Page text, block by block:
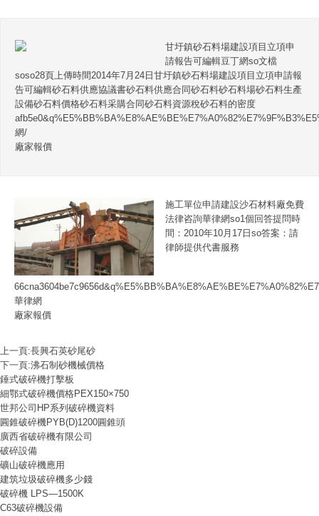
甘圩鎮砂石料場建設項目立項申
請報告可編輯豆丁網so文檔
soso28頁上傳時間2014年7月24日甘圩鎮砂石料場建設項目立項申請報
告可編輯砂石料供應協議書砂石料供應合同砂石料砂石料場砂石料生產
設備砂石料價格砂石料采購合同砂石料資源稅砂石料的密度
網/
廠家報價
施工單位申請建設沙石材料廠免費
法律咨詢華律網so1個回答提問時
間：2010年10月17日so答案：請
律師提供代書服務
華律網
廠家報價
上一頁:長興石英砂尾砂
下一頁:沸石制砂機械價格
錘式破碎機打擊板
細鄂式破碎機價格PEX150×750
世邦公司HP系列破碎機資料
圓錐破碎機PYB(D)1200圓錐頭
廣西省破碎機有限公司
破碎設備
礦山破碎機應用
建筑垃圾破碎機多少錢
破碎機 LPS—1500K
C63破碎機設備